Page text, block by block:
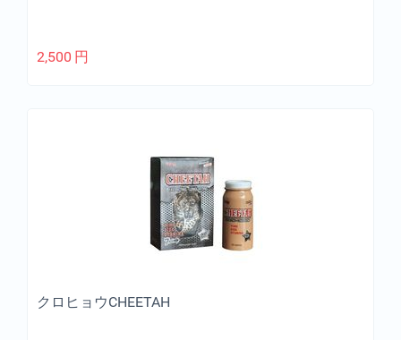
2,500 円
クロヒョウCHEETAH